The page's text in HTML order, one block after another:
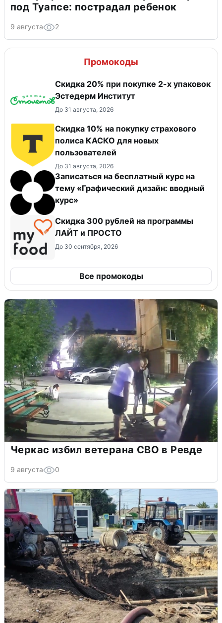
под Туапсе: пострадал ребенок
9 августа 2
Промокоды
Скидка 20% при покупке 2-х упаковок
Эстедерм Институт
До 31 августа, 2026
Скидка 10% на покупку страхового
полиса КАСКО для новых
пользователей
До 31 августа, 2026
Записаться на бесплатный курс на
тему «Графический дизайн: вводный
курс»
​Скидка 300 рублей на программы
ЛАЙТ и ПРОСТО
До 30 сентября, 2026
Все промокоды
Черкас избил ветерана СВО в Ревде
9 августа 0